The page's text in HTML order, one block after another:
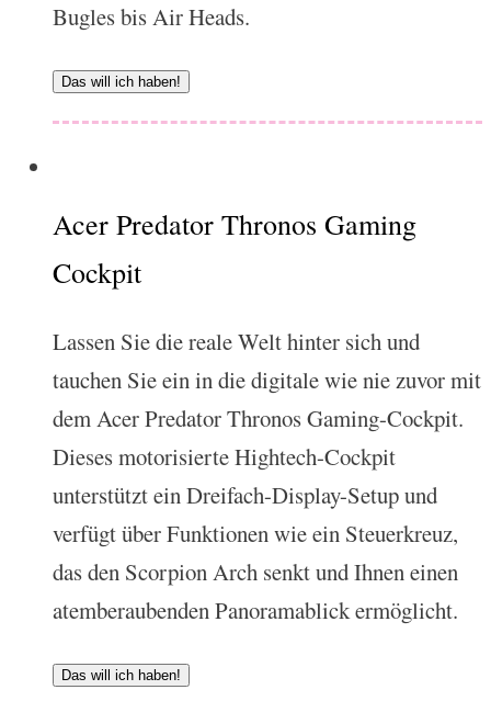
Bugles bis Air Heads.
Das will ich haben!
Acer Predator Thronos Gaming
Cockpit
Lassen Sie die reale Welt hinter sich und
tauchen Sie ein in die digitale wie nie zuvor mit
dem Acer Predator Thronos Gaming-Cockpit.
Dieses motorisierte Hightech-Cockpit
unterstützt ein Dreifach-Display-Setup und
verfügt über Funktionen wie ein Steuerkreuz,
das den Scorpion Arch senkt und Ihnen einen
atemberaubenden Panoramablick ermöglicht.
Das will ich haben!